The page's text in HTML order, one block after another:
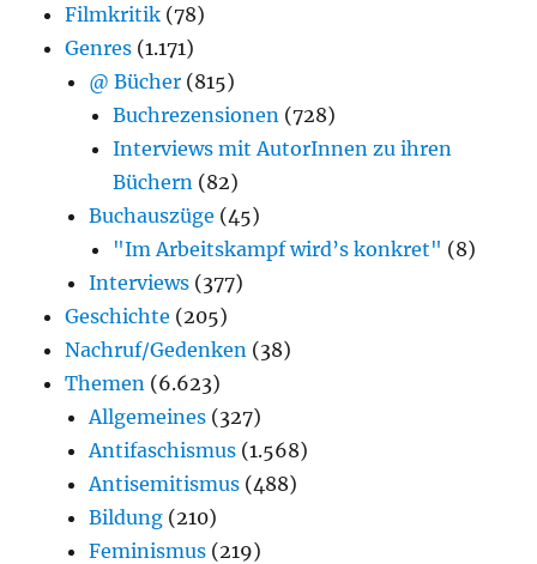
Filmkritik (78)
Genres (1.171)
@ Bücher (815)
Buchrezensionen (728)
Interviews mit AutorInnen zu ihren
Büchern (82)
Buchauszüge (45)
"Im Arbeitskampf wird’s konkret" (8)
Interviews (377)
Geschichte (205)
Nachruf/Gedenken (38)
Themen (6.623)
Allgemeines (327)
Antifaschismus (1.568)
Antisemitismus (488)
Bildung (210)
Feminismus (219)